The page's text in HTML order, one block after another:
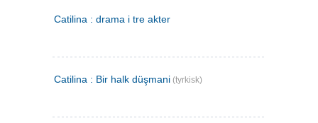
Catilina : drama i tre akter
Catilina : Bir halk düşmani (tyrkisk)